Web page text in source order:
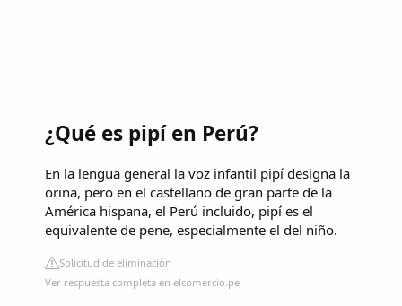
¿Qué es pipí en Perú?
En la lengua general la voz infantil pipí designa la
orina, pero en el castellano de gran parte de la
América hispana, el Perú incluido, pipí es el
equivalente de pene, especialmente el del niño.
Solicitud de eliminación
Ver respuesta completa en elcomercio.pe